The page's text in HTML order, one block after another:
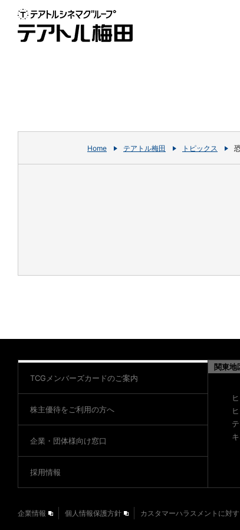
Home テアトル梅田 トピックス
TCGメンバーズカードのご案内
株主優待をご利用の方へ
企業・団体様向け窓口
採用情報
関東地
企業情報 個人情報保護方針 カスタマーハラスメントに対